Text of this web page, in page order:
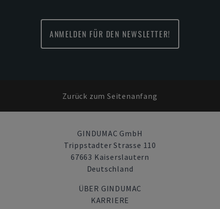
ANMELDEN FÜR DEN NEWSLETTER!
Zurück zum Seitenanfang
GINDUMAC GmbH
Trippstadter Strasse 110
67663 Kaiserslautern
Deutschland
ÜBER GINDUMAC
KARRIERE